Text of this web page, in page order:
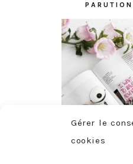
Gérer le
cookies